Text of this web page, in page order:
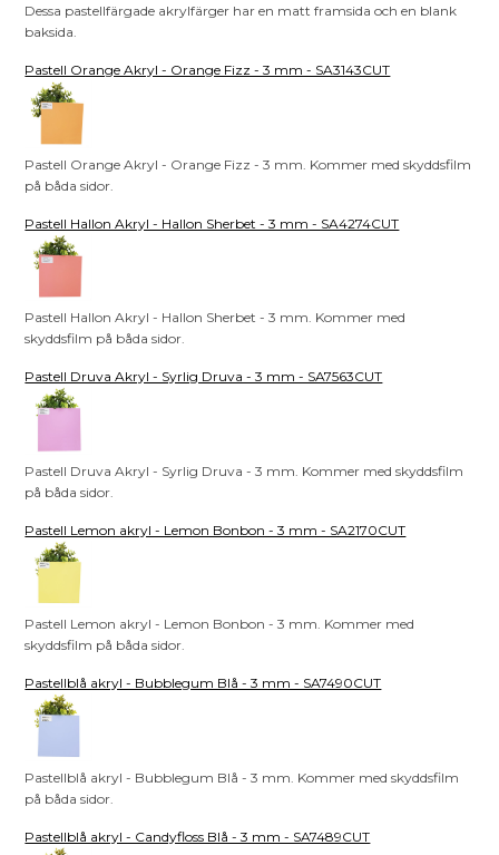
Dessa pastellfärgade akrylfärger har en matt framsida och en blank
baksida.
Pastell Orange Akryl - Orange Fizz - 3 mm - SA3143CUT
Pastell Orange Akryl - Orange Fizz - 3 mm. Kommer med skyddsfilm
på båda sidor.
Pastell Hallon Akryl - Hallon Sherbet - 3 mm - SA4274CUT
Pastell Hallon Akryl - Hallon Sherbet - 3 mm. Kommer med
skyddsfilm på båda sidor.
Pastell Druva Akryl - Syrlig Druva - 3 mm - SA7563CUT
Pastell Druva Akryl - Syrlig Druva - 3 mm. Kommer med skyddsfilm
på båda sidor.
Pastell Lemon akryl - Lemon Bonbon - 3 mm - SA2170CUT
Pastell Lemon akryl - Lemon Bonbon - 3 mm. Kommer med
skyddsfilm på båda sidor.
Pastellblå akryl - Bubblegum Blå - 3 mm - SA7490CUT
Pastellblå akryl - Bubblegum Blå - 3 mm. Kommer med skyddsfilm
på båda sidor.
Pastellblå akryl - Candyfloss Blå - 3 mm - SA7489CUT